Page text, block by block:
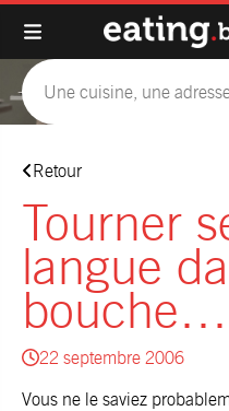
Retour
Tourner
langue
bouche…
22 septembre 2006
Vous ne le saviez